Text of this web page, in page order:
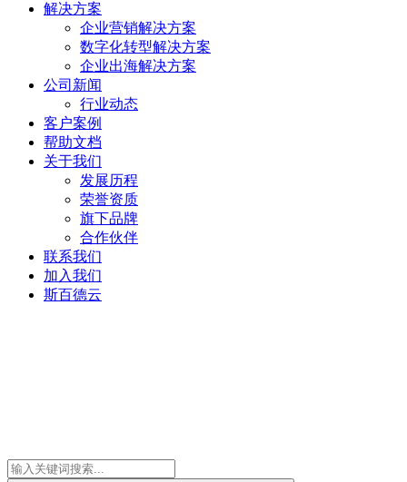
解决方案
企业营销解决方案
数字化转型解决方案
企业出海解决方案
公司新闻
行业动态
客户案例
帮助文档
关于我们
发展历程
荣誉资质
旗下品牌
合作伙伴
联系我们
加入我们
斯百德云